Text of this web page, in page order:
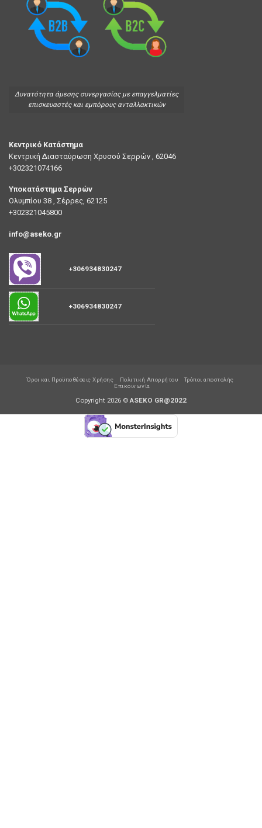
Δυνατότητα άμεσης συνεργασίας με επαγγελματίες
επισκευαστές και εμπόρους ανταλλακτικών
Κεντρικό Κατάστημα
Κεντρική Διασταύρωση Χρυσού Σερρών , 62046
+302321074166
Υποκατάστημα Σερρών
Ολυμπίου 38 , Σέρρες, 62125
+302321045800
info@aseko.gr
+306934830247
+306934830247
Όροι και Προϋποθέσεις Χρήσης Πολιτική Απορρήτου
Τρόποι αποστολής
Επικοινωνία
Copyright 2026 ©ASEKO GR@2022